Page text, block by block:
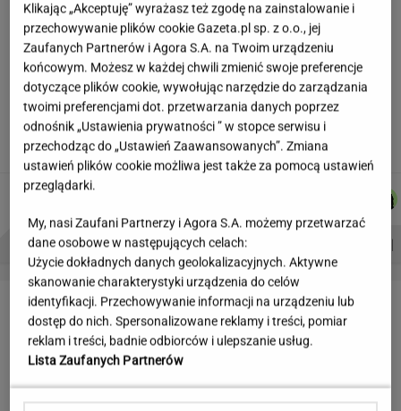
Partnerka Litewki po jego
śmierci: Niektórzy zlecieli się jak sępy
SUBSKRYPCJA
Hołownia szykuje wielki powrót? "Planują
polityczny zamach"
PROBLEMY POLSKICH SIATKARZY ZNAK Z '30'
LETNIE OKAZJE
Klikając „Akceptuję” wyrażasz też zgodę na zainstalowanie i
przechowywanie plików cookie Gazeta.pl sp. z o.o., jej
Zaufanych Partnerów i Agora S.A. na Twoim urządzeniu
końcowym. Możesz w każdej chwili zmienić swoje preferencje
dotyczące plików cookie, wywołując narzędzie do zarządzania
twoimi preferencjami dot. przetwarzania danych poprzez
odnośnik „Ustawienia prywatności ” w stopce serwisu i
przechodząc do „Ustawień Zaawansowanych”. Zmiana
ustawień plików cookie możliwa jest także za pomocą ustawień
przeglądarki.
My, nasi Zaufani Partnerzy i Agora S.A. możemy przetwarzać
dane osobowe w następujących celach:
Użycie dokładnych danych geolokalizacyjnych. Aktywne
skanowanie charakterystyki urządzenia do celów
identyfikacji. Przechowywanie informacji na urządzeniu lub
dostęp do nich. Spersonalizowane reklamy i treści, pomiar
reklam i treści, badnie odbiorców i ulepszanie usług.
Lista Zaufanych Partnerów